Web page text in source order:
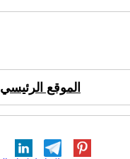
الموقع الرئيسي